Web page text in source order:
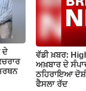
ਦੇ
ਵੱਡੀ ਖ਼ਬਰ:
ਅਖ਼ਬਾਰ ਦੇ
ਠਹਿਰਾਇਆ
ਫੈਸਲਾ ਰੱਦ